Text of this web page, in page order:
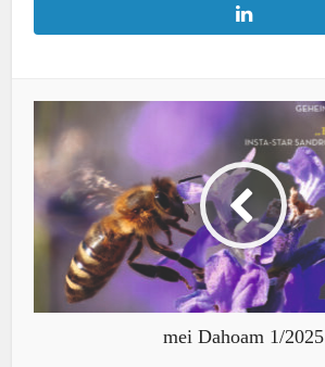
mei Dahoam 1/2025